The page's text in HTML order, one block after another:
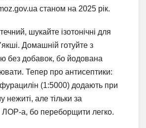
станом на 2025 рік.
шукайте ізотонічні для
Домашній готуйте з
без добавок, бо йодована
Тепер про антисептики:
фурацилін (1:5000) додають при
нежиті, але тільки за
ЛОР-а, бо переборщити легко.